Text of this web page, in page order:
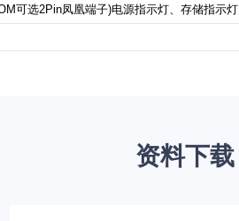
可选2Pin凤凰端子)电源指示灯、存储指示灯
资料下载